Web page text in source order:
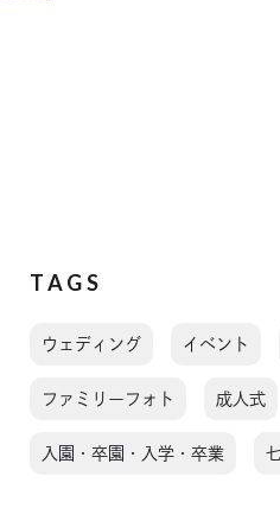
TAGS
ウェディング イベント
ファミリーフォト 成人式
入園・卒園・入学・卒業